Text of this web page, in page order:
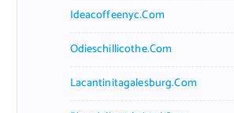
Ideacoffeenyc.com
Odieschillicothe.com
Lacantinitagalesburg.com